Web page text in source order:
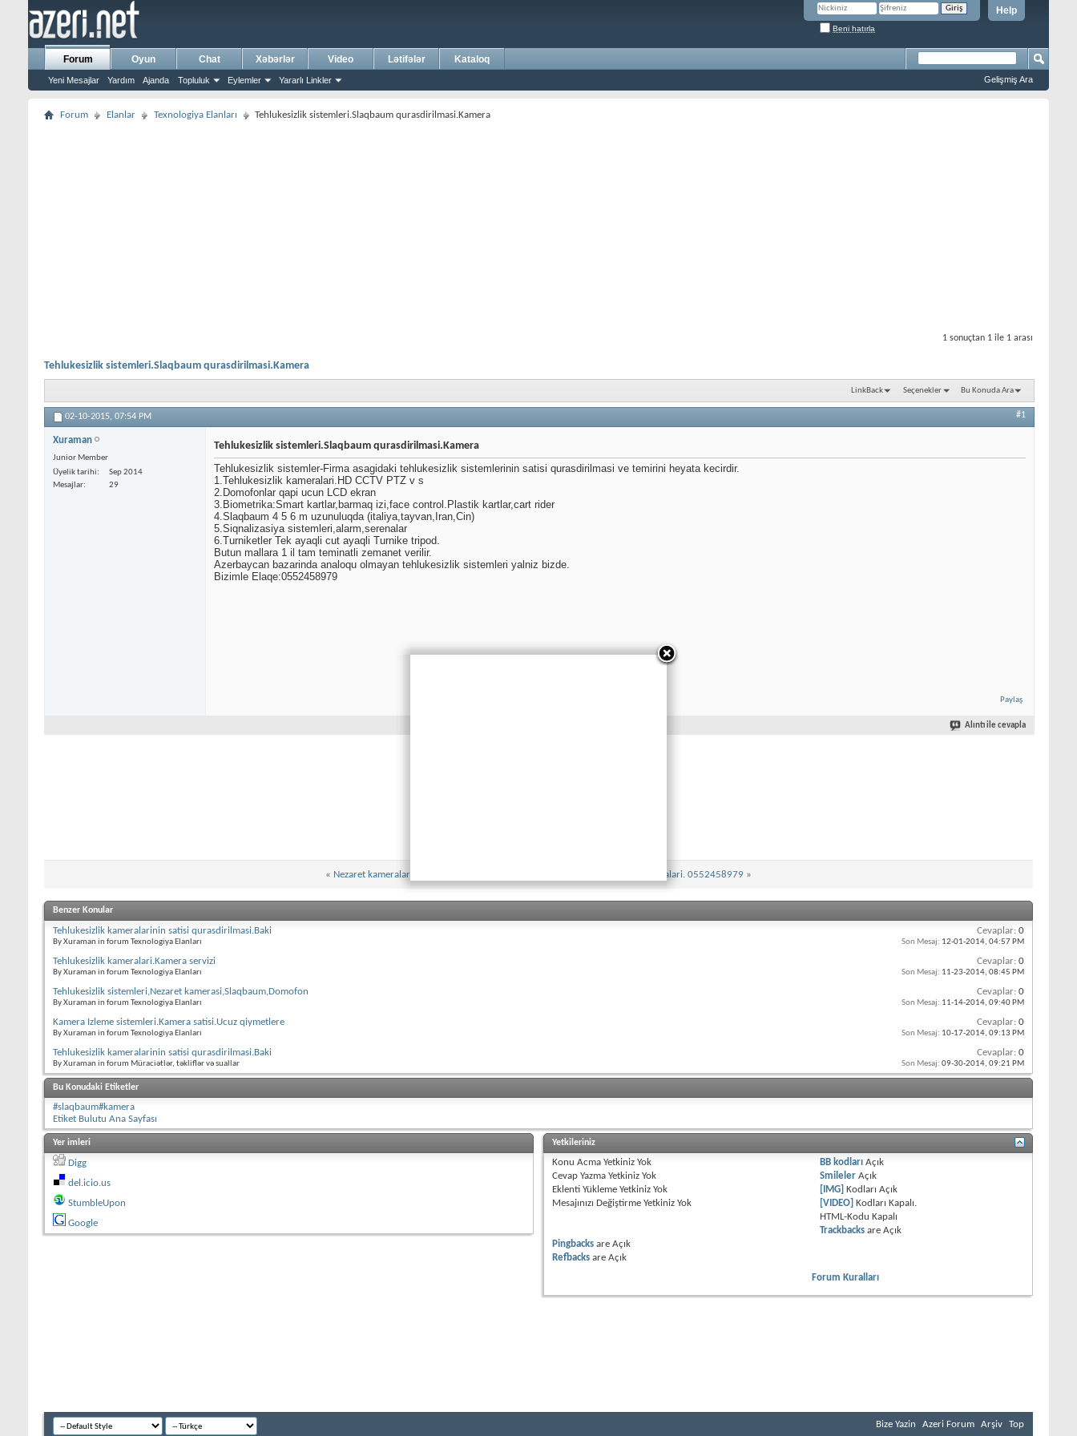
Help
Beni hatırla
Forum
Yeni Mesajlar Yardım Ajanda Topluluk Eylemler Yararlı Linkler
Oyun Chat Xəbərlər Video Lətifələr Kataloq
Gelişmiş Ara
Forum Elanlar Texnologiya Elanları Tehlukesizlik sistemleri.Slaqbaum qurasdirilmasi.Kamera
1 sonuçtan 1 ile 1 arası
Tehlukesizlik sistemleri.Slaqbaum qurasdirilmasi.Kamera
LinkBack Seçenekler Bu Konuda Ara
02-10-2015, 07:54 PM #1
Xuraman
Junior Member
Üyelik tarihi
Sep 2014
Mesajlar
29
Tehlukesizlik sistemleri.Slaqbaum qurasdirilmasi.Kamera
Tehlukesizlik sistemler-Firma asagidaki tehlukesizlik sistemlerinin satisi qurasdirilmasi ve temirini heyata kecirdir.
1.Tehlukesizlik kameralari.HD CCTV PTZ v s
2.Domofonlar qapi ucun LCD ekran
3.Biometrika:Smart kartlar,barmaq izi,face control.Plastik kartlar,cart rider
4.Slaqbaum 4 5 6 m uzunuluqda (italiya,tayvan,Iran,Cin)
5.Siqnalizasiya sistemleri,alarm,serenalar
6.Turniketler Tek ayaqli cut ayaqli Turnike tripod.
Butun mallara 1 il tam teminatli zemanet verilir.
Azerbaycan bazarinda analoqu olmayan tehlukesizlik sistemleri yalniz bizde.
Bizimle Elaqe:0552458979
Paylaş
Alıntı ile cevapla
« Nezaret kameralari qurasdirilmasi.0552458979 Nezaret (tehlukesizlik) kameralari. 0552458979 »
Benzer Konular
Tehlukesizlik kameralarinin satisi qurasdirilmasi.Baki
By Xuraman in forum Texnologiya Elanları
Cevaplar: 0
Son Mesaj: 12-01-2014, 04:57 PM
Tehlukesizlik kameralari.Kamera servizi
By Xuraman in forum Texnologiya Elanları
Cevaplar: 0
Son Mesaj: 11-23-2014, 08:45 PM
Tehlukesizlik sistemleri,Nezaret kamerasi,Slaqbaum,Domofon
By Xuraman in forum Texnologiya Elanları
Cevaplar: 0
Son Mesaj: 11-14-2014, 09:40 PM
Kamera Izleme sistemleri.Kamera satisi.Ucuz qiymetlere
By Xuraman in forum Texnologiya Elanları
Cevaplar: 0
Son Mesaj: 10-17-2014, 09:13 PM
Tehlukesizlik kameralarinin satisi qurasdirilmasi.Baki
By Xuraman in forum Müraciətlər, təkliflər və suallar
Cevaplar: 0
Son Mesaj: 09-30-2014, 09:21 PM
Bu Konudaki Etiketler
#slaqbaum#kamera
Etiket Bulutu Ana Sayfası
Yer imleri
Digg
del.icio.us
StumbleUpon
Google
Yetkileriniz
Konu Acma YetkinizYok
Cevap Yazma YetkinizYok
Eklenti Yükleme YetkinizYok
Mesajınızı Değiştirme YetkinizYok
BB kodları Açık
Smileler Açık
[IMG]
KodlarıAçık
[VIDEO]
Kodları Kapalı.
HTML-Kodu Kapalı
Trackbacks areAçık
Pingbacks areAçık
Refbacks areAçık
Forum Kuralları
Bize Yazin Azeri Forum Arşiv Top